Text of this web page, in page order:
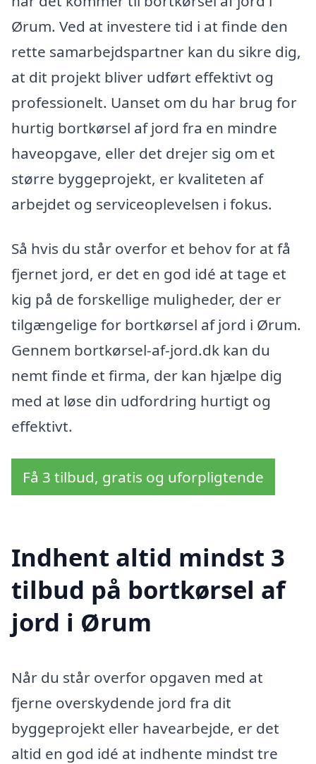
Ørum. Ved at investere tid i at finde den
rette samarbejdspartner kan du sikre dig,
at dit projekt bliver udført effektivt og
professionelt. Uanset om du har brug for
hurtig bortkørsel af jord fra en mindre
haveopgave, eller det drejer sig om et
større byggeprojekt, er kvaliteten af
arbejdet og serviceoplevelsen i fokus.
Så hvis du står overfor et behov for at få
fjernet jord, er det en god idé at tage et
kig på de forskellige muligheder, der er
tilgængelige for bortkørsel af jord i Ørum.
Gennem bortkørsel-af-jord.dk kan du
nemt finde et firma, der kan hjælpe dig
med at løse din udfordring hurtigt og
effektivt.
Få 3 tilbud, gratis og uforpligtende
Indhent altid mindst 3
tilbud på bortkørsel af
jord i Ørum
Når du står overfor opgaven med at
fjerne overskydende jord fra dit
byggeprojekt eller havearbejde, er det
altid en god idé at indhente mindst tre